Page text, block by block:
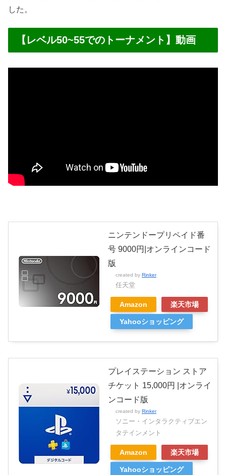
した。
【レベル50~55でのトーナメント】動画
ニンテンドープリペイド番
号 9000円|オンラインコード
版
created by Rinker
任天堂
Amazon 楽天市場
Yahooショッピング
プレイステーション ストア
チケット 15,000円 |オンライ
ンコード版
created by Rinker
ソニー・インタラクティブエン
タテインメント
Amazon 楽天市場
Yahooショッピング